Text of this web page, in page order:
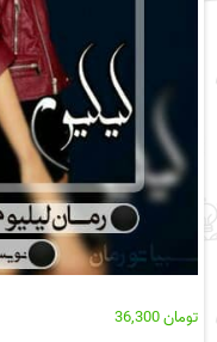
تومان36,300